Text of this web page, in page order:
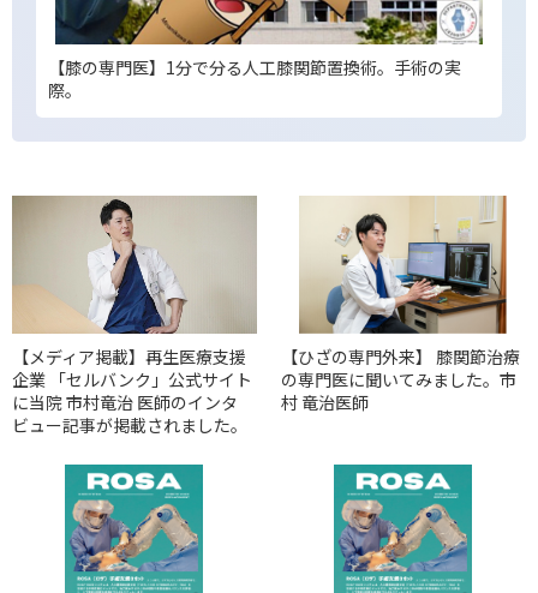
【膝の専門医】1分で分る人工膝関節置換術。手術の実
際。
【メディア掲載】再生医療支援
企業 「セルバンク」公式サイト
に当院 市村竜治 医師のインタ
ビュー記事が掲載されました。
【ひざの専門外来】 膝関節治療
の専門医に聞いてみました。市
村 竜治医師